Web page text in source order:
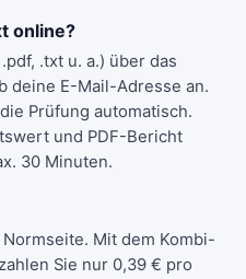
online?
.txt u. a.) über das
deine E-Mail-Adresse an.
Prüfung automatisch.
und PDF-Bericht
30 Minuten.
Mit dem Kombi-
Sie nur 0,39 € pro